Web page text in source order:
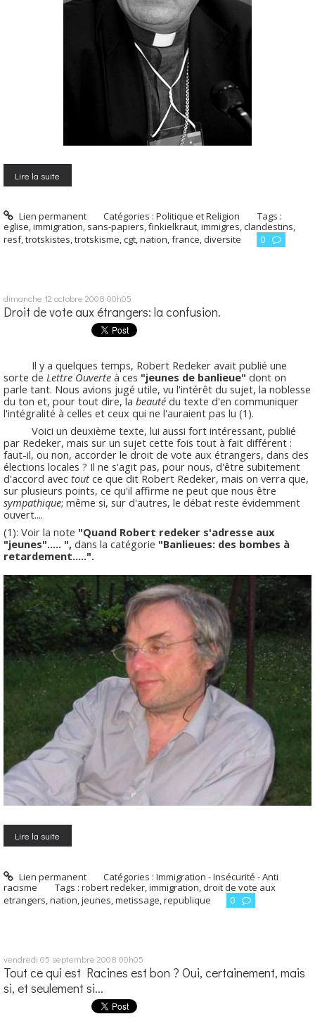
Lire la suite
Lien permanent Catégories :Politique et Religion
Tags :
eglise,immigration, sans-papiers,finkielkraut,immigres,clandestins,
resf,trotskistes,trotskisme,cgt,nation,france, diversite 0
dimanche 12 octobre 2008 00h05
Droit de vote aux étrangers: la confusion.
Il y a quelques temps, Robert Redeker avait publié une
sorte de Lettre Ouverte à ces "jeunes de banlieue" dont on
parle tant. Nous avions jugé utile, vu l'intérêt du sujet, la noblesse
du ton et, pour tout dire, la beauté du texte d'en communiquer
l'intégralité à celles et ceux qui ne l'auraient pas lu (1).
Voici un deuxième texte, lui aussi fort intéressant, publié
par Redeker, mais sur un sujet cette fois tout à fait différent :
faut-il, ou non, accorder le droit de vote aux étrangers, dans des
élections locales ? Il ne s'agit pas, pour nous, d'être subitement
d'accord avec toutce que dit Robert Redeker, mais on verra que,
sur plusieurs points, ce qu'il affirme ne peut que nous être
sympathique; même si, sur d'autres, le débat reste évidemment
ouvert....
(1): Voir la note "Quand Robert redeker s'adresse aux
"jeunes"..... ", dans la catégorie "Banlieues: des bombes à
retardement.....".
Lire la suite
Lien permanent Catégories :Immigration - Insécurité - Anti
racisme
Tags : robert redeker,immigration, droit de vote aux
etrangers,nation,jeunes,metissage,republique 0
vendredi 05 septembre 2008 00h05
Tout ce qui est Racines est bon ? Oui, certainement, mais
si, et seulement si...